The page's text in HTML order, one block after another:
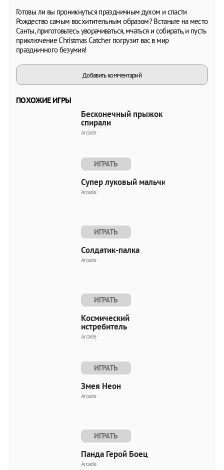
Готовы ли вы проникнуться праздничным духом и спасти
Рождество самым восхитительным образом? Встаньте на место
Санты, приготовьтесь уворачиваться, мчаться и собирать, и пусть
приключение Christmas Catcher погрузит вас в мир
праздничного безумия!
Добавить комментарий
ПОХОЖИЕ ИГРЫ
Бесконечный прыжок по
спирали
Arcade
ИГРАТЬ
Супер луковый мальчик
Arcade
ИГРАТЬ
Солдатик-палка
Arcade
ИГРАТЬ
Космический
истребитель
Arcade
ИГРАТЬ
Змея Неон
Arcade
ИГРАТЬ
Панда Герой Боец
Arcade